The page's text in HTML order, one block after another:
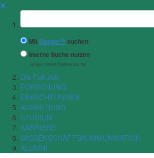
✖
Suchbegriff
MitGoogle™ suchen
Interne Suche nutzen
(eingeschränkte Ergebnisqualität)
Die Fakultät
FORSCHUNG
EINRICHTUNGEN
AUSBILDUNG
STUDIUM
KARRIERE
WISSENSCHAFTSKOMMUNIKATION
ALUMNI